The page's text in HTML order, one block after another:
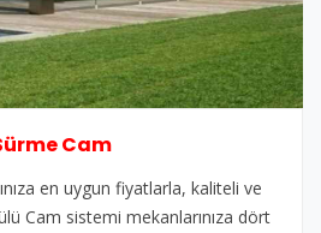
Cam
en uygun fiyatlarla, kaliteli ve
Cam sistemi mekanlarınıza dört